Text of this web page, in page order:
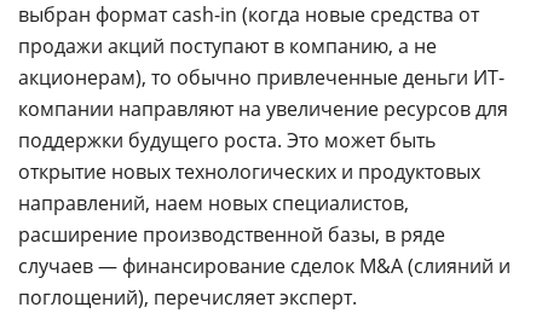
выбран формат cash-in (когда новые средства от
продажи акций поступают в компанию, а не
акционерам), то обычно привлеченные деньги ИТ-
компании направляют на увеличение ресурсов для
поддержки будущего роста. Это может быть
открытие новых технологических и продуктовых
направлений, наем новых специалистов,
расширение производственной базы, в ряде
случаев — финансирование сделок M&A (слияний и
поглощений), перечисляет эксперт.